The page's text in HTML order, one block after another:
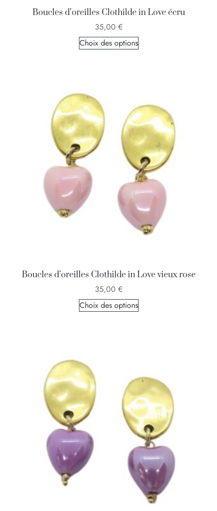
Boucles d’oreilles Clothilde in Love écru
35,00 €
Choix des options
Boucles d’oreilles Clothilde in Love vieux rose
35,00 €
Choix des options